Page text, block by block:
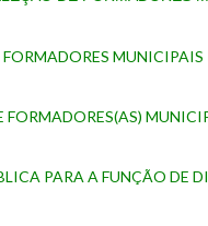
FORMADORES(AS)
PARA A FUNÇÃO DE